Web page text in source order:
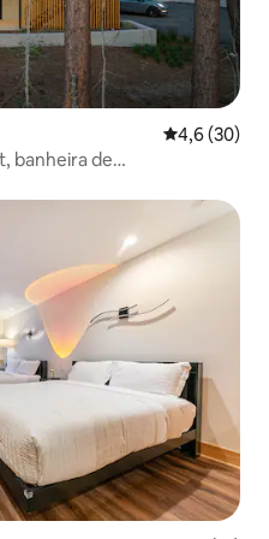
4,6 de uma
4,6 (30)
banheira de
hóspedes